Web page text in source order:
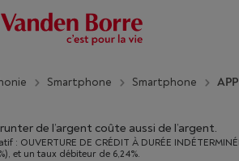
Smartphone Smartphone
de l’argent coûte aussi de l’argent.
: OUVERTURE DE CRÉDIT À DURÉE
et un taux débiteur de 6,24%.